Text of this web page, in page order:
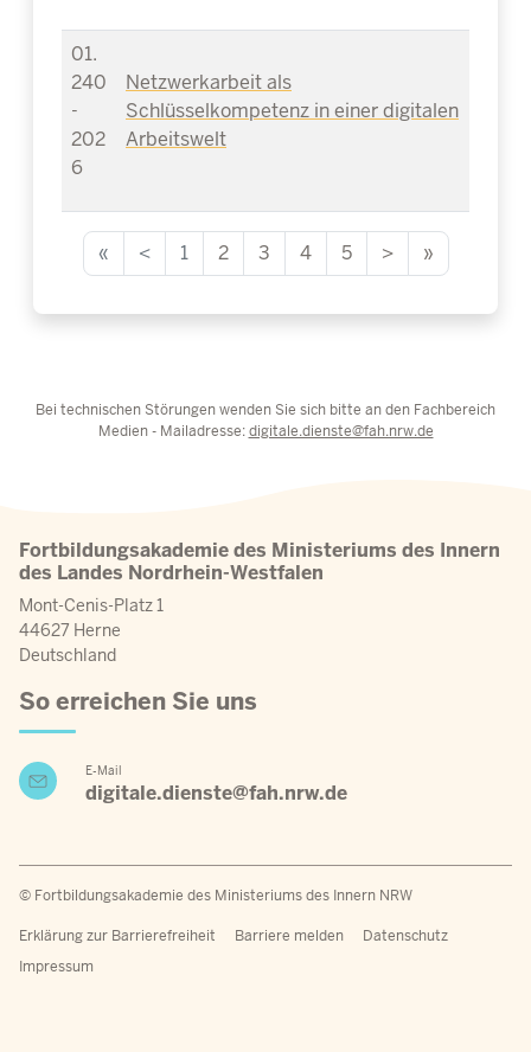
01.
240
-
202
6
Netzwerkarbeit als
Schlüsselkompetenz in einer digitalen
Arbeitswelt
« < 1 2 3 4 5 > »
Bei technischen Störungen wenden Sie sich bitte an den Fachbereich
Medien - Mailadresse:digitale.dienste@fah.nrw.de
Fortbildungsakademie des Ministeriums des Innern
des Landes Nordrhein-Westfalen
Mont-Cenis-Platz 1
44627 Herne
Deutschland
So erreichen Sie uns
E-Mail
digitale.dienste@fah.nrw.de
© Fortbildungsakademie des Ministeriums des Innern NRW
Fußzeilenmenü
Erklärung zur Barrierefreiheit Barriere melden
Datenschutz
Impressum